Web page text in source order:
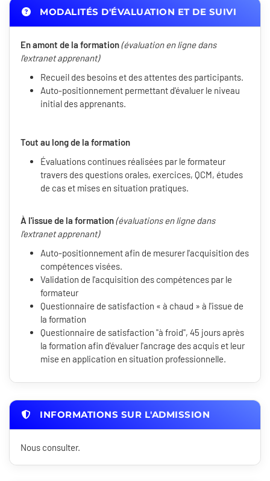
MODALITÉS D'ÉVALUATION ET DE SUIVI
En amont de la formation(évaluation en ligne dans
l'extranet apprenant)
Recueil des besoins et des attentes des participants.
Auto-positionnement permettant d'évaluer le niveau
initial des apprenants.
Tout au long de la formation
Évaluations continues réalisées par le formateur
travers des questions orales, exercices, QCM, études
de cas et mises en situation pratiques.
À l'issue de la formation(évaluations en ligne dans
l'extranet apprenant)
Auto-positionnement afin de mesurer l'acquisition des
compétences visées.
Validation de l'acquisition des compétences par le
formateur
Questionnaire de satisfaction « à chaud » à l'issue de
la formation
Questionnaire de satisfaction "à froid", 45 jours après
la formation afin d'évaluer l'ancrage des acquis et leur
mise en application en situation professionnelle.
INFORMATIONS SUR L'ADMISSION
Nous consulter.